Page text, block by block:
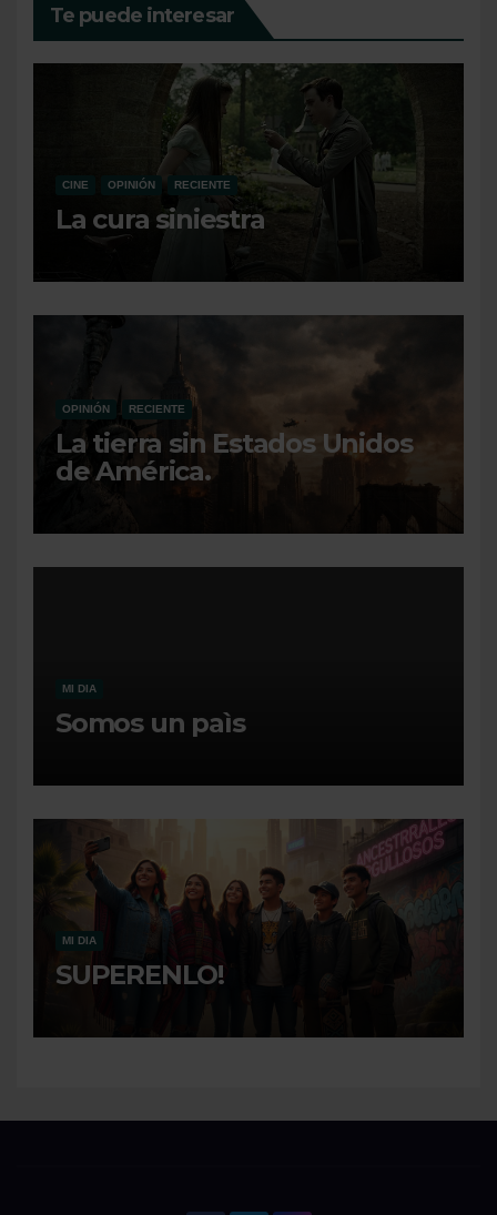
Te puede interesar
CINE OPINIÓN RECIENTE
La cura siniestra
OPINIÓN RECIENTE
La tierra sin Estados Unidos
de América.
MI DIA
Somos un paìs
MI DIA
SUPERENLO!